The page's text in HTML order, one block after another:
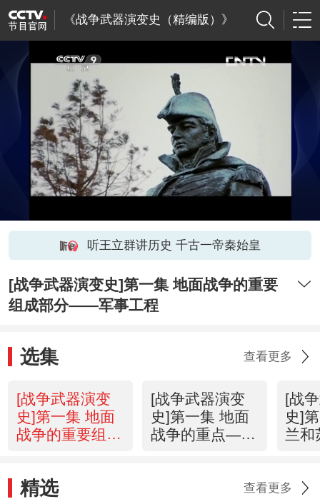
《战争武器演变史（精编版）》
听王立群讲历史 千古一帝秦始皇
[战争武器演变史]第一集 地面战争的重要
组成部分——军事工程
选集 查看更多
[战争武器演变
史]第一集 地面
战争的重要组成
[战争武器演变
史]第一集 地面
战争的重点——
[战
史]
兰和
精选 查看更多